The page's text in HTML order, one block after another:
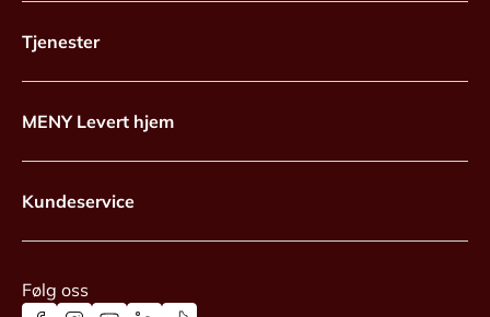
Tjenester
MENY Levert hjem
Kundeservice
Følg oss